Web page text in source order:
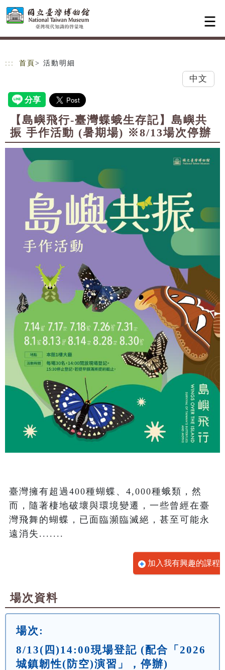
跳到主要內容
網站導覽
::: 首頁 > 活動明細
中文
【島嶼飛行-臺灣蝶蛾生存記】島嶼共
振 手作活動 (暑期場) ※8/13場次停辦
臺灣擁有超過400種蝴蝶、4,000種蛾類，然
而，隨著棲地破壞與環境變遷，一些曾經在臺
灣飛舞的蝴蝶，已面臨瀕臨滅絕，甚至可能永
遠消失.......
加入我有興趣的課程
場次資料
場次:
8/13(四)14:00現場登記 (配合「2026
城鎮韌性(防空)演習」，停辦)